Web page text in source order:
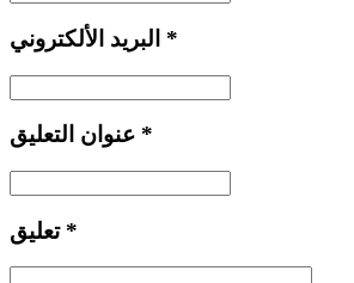
*
*
تعليق *